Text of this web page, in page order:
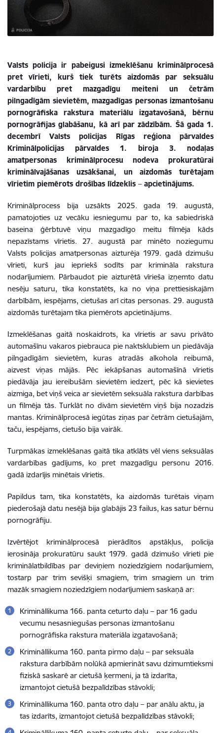
Valsts policija ir pabeigusi izmeklēšanu kriminālprocesā
pret vīrieti, kurš tiek turēts aizdomās par seksuālu
vardarbību pret mazgadīgu meiteni un četrām
pilngadīgām sievietēm, mazgadīgas personas izmantošanu
pornogrāfiska rakstura materiālu izgatavošanā, bērnu
pornogrāfijas glabāšanu, kā arī par zādzībām. Šā gada 1.
decembrī Valsts policijas Rīgas reģiona pārvaldes
Kriminālpolicijas pārvaldes 1. biroja 3. nodaļas
amatpersonas kriminālprocesu nodeva prokuratūrai
kriminālvajāšanas uzsākšanai, un aizdomās turētajam
vīrietim piemērots drošības līdzeklis –apcietinājums.
Kriminālprocess bija uzsākts 2025. gada 19. augustā,
pamatojoties uz vecāku iesniegumu par to, ka sabiedriskā
baseina ģērbtuvē viņu mazgadīgo meitu filmēja kāds
nepazīstams vīrietis. 27. augustā par minēto noziegumu
Valsts policijas amatpersonas aizturēja 1979. gadā dzimušu
vīrieti, kurš jau iepriekš sodīts par krimināla rakstura
nodarījumiem. Pārbaudot pie aizturētā vīrieša izņemto datu
nesēju saturu, tika konstatēts, ka no viņa prettiesiskajām
darbībām, iespējams, cietušas arī citas personas. 29. augustā
aizdomās turētajam tika piemērots apcietinājums.
Izmeklēšanas gaitā noskaidrots, ka vīrietis ar savu privāto
automašīnu vakaros piebrauca pie naktsklubiem un piedāvāja
pilngadīgām sievietēm, kuras atradās alkohola reibumā,
aizvest viņas mājās. Pēc iekāpšanas automašīnā vīrietis
piedāvāja jau iereibušām sievietēm iedzert, pēc kā sievietes
aizmiga, bet viņš veica ar sievietēm seksuāla rakstura darbības
un filmēja tās. Turklāt no divām sievietēm viņš bija nozadzis
mantas. Kriminālprocesā iegūtas ziņas par četrām cietušajām,
taču, iespējams, cietušo bija vairāk.
Turpmākas izmeklēšanas gaitā tika atklāts vēl viens seksuālas
vardarbības gadījums, ko pret mazgadīgu personu 2016.
gadā izdarījis minētais vīrietis.
Papildus tam, tika konstatēts, ka aizdomās turētais viņam
piederošajā datu nesējā bija glabājis 23 failus, kas satur bērnu
pornogrāfiju.
Izvērtējot kriminālprocesā pierādītos apstākļus, policija
ierosināja prokuratūru saukt 1979. gadā dzimušo vīrieti pie
kriminālatbildības par deviņiem noziedzīgiem nodarījumiem,
tostarp par trim sevišķi smagiem, trim smagiem un trim
mazāk smagiem noziedzīgiem nodarījumiem saskaņā ar:
Krimināllikuma 166. panta ceturto daļu – par 16 gadu
vecumu nesasniegušas personas izmantošanu
pornogrāfiska rakstura materiāla izgatavošanā;
Krimināllikuma 160. panta pirmo daļu – par seksuāla
rakstura darbībām nolūkā apmierināt savu dzimumtieksmi
fiziskā saskarē ar cietušā ķermeni, ja tā izdarīta,
izmantojot cietušā bezpalīdzības stāvokli;
Krimināllikuma 160. panta otro daļu – par anālu aktu, ja
tas izdarīts, izmantojot cietušā bezpalīdzības stāvokli;